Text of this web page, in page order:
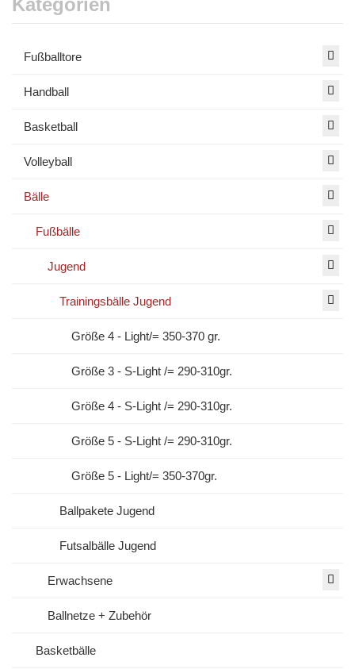
Fußballtore
Handball
Basketball
Volleyball
Bälle
Fußbälle
Jugend
Trainingsbälle Jugend
Größe 4 - Light/= 350-370 gr.
Größe 3 - S-Light /= 290-310gr.
Größe 4 - S-Light /= 290-310gr.
Größe 5 - S-Light /= 290-310gr.
Größe 5 - Light/= 350-370gr.
Ballpakete Jugend
Futsalbälle Jugend
Erwachsene
Ballnetze + Zubehör
Basketbälle